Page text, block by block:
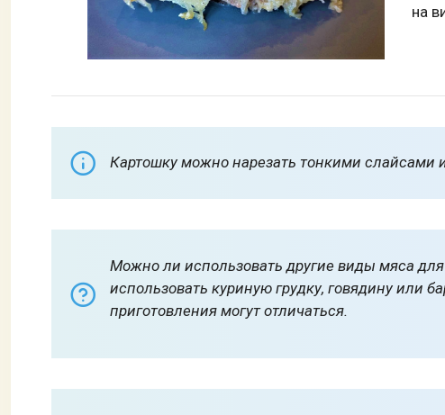
на
Картошку можно нарезать тонкими слайсами
Можно ли использовать другие виды мяса
использовать куриную грудку, говядину или
приготовления могут отличаться.